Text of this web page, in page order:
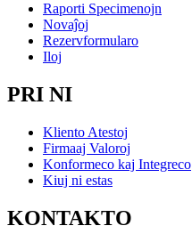
Raporti Specimenojn
Novaĵoj
Rezervformularo
Iloj
PRI NI
Kliento Atestoj
Firmaaj Valoroj
Konformeco kaj Integreco
Kiuj ni estas
KONTAKTO